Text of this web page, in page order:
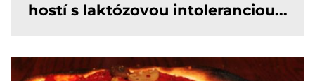
hostí s laktózovou intoleranciou...